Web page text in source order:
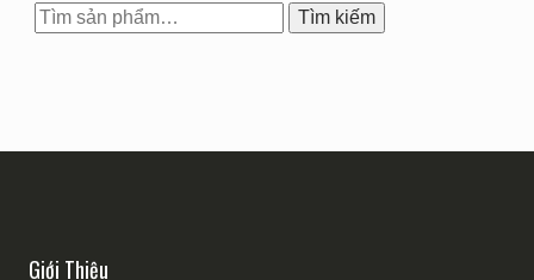
Tìm
kiếm:
Tìm kiếm
Giới Thiệu